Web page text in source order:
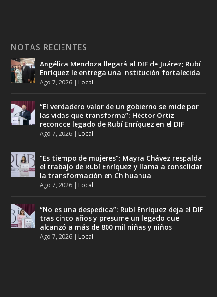
NOTAS RECIENTES
Angélica Mendoza llegará al DIF de Juárez; Rubí
Enríquez le entrega una institución fortalecida
Ago 7, 2026 | Local
“El verdadero valor de un gobierno se mide por
las vidas que transforma”: Héctor Ortiz
reconoce legado de Rubí Enríquez en el DIF
Ago 7, 2026 | Local
“Es tiempo de mujeres”: Mayra Chávez respalda
el trabajo de Rubí Enríquez y llama a consolidar
la transformación en Chihuahua
Ago 7, 2026 | Local
“No es una despedida”: Rubí Enríquez deja el DIF
tras cinco años y presume un legado que
alcanzó a más de 800 mil niñas y niños
Ago 7, 2026 | Local